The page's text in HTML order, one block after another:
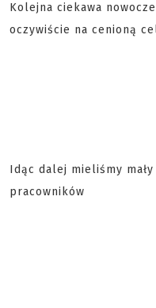
Kolejna ciekawa
oczywiście na cenioną
Idąc dalej mieliśmy
pracowników